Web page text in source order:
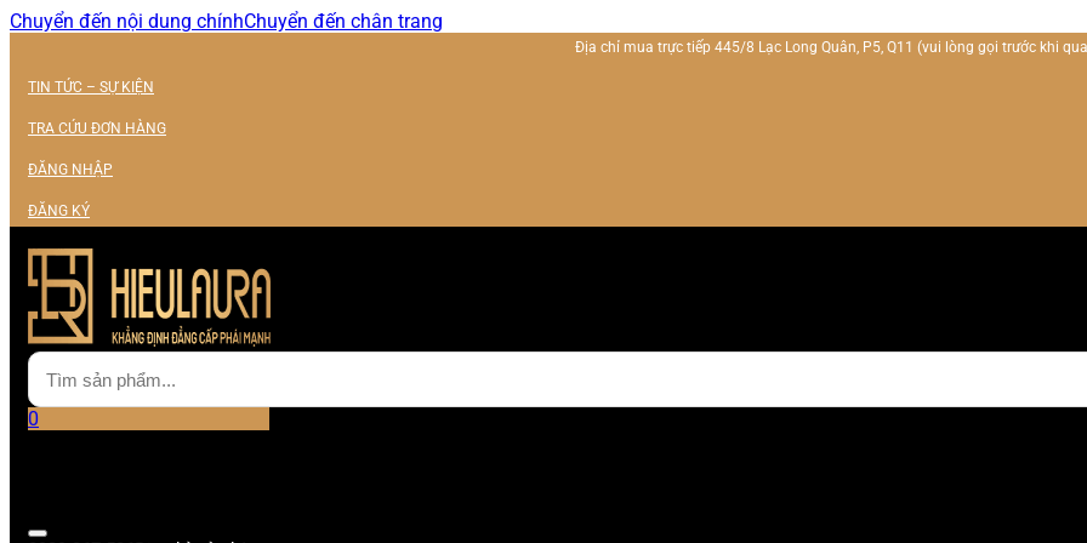
Chuyển đến nội dung chínhChuyển đến chân trang
Địa chỉ mua trực tiếp 445/8 Lạc Long Quân, P5, Q11 (vui lòng gọi trước khi
TIN TỨC – SỰ KIỆN
TRA CỨU ĐƠN HÀNG
ĐĂNG NHẬP
ĐĂNG KÝ
0